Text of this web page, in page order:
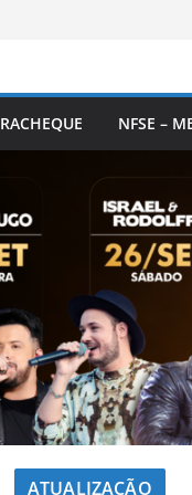
NFSE –
ATUALIZAÇÃO